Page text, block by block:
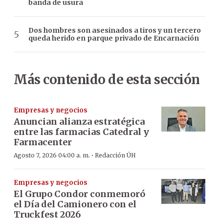
banda de usura
Dos hombres son asesinados a tiros y un tercero
queda herido en parque privado de Encarnación
Más contenido de esta sección
Empresas y negocios
Anuncian alianza estratégica
entre las farmacias Catedral y
Farmacenter
Agosto 7, 2026 04:00 a. m. · Redacción ÚH
Empresas y negocios
El Grupo Condor conmemoró
el Día del Camionero con el
Truckfest 2026